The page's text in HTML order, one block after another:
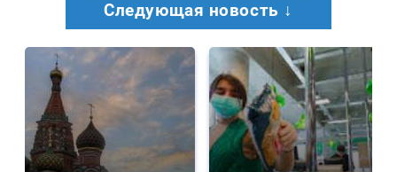
Следующая новость ↓